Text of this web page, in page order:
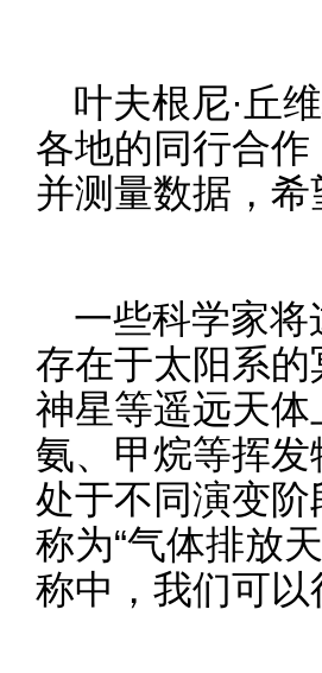
叶夫根尼·丘
各地的同行合
并测量数据，
一些科学家
存在于太阳系
神星等遥远天
氨、甲烷等挥
处于不同演变
称为“气体排放
称中，我们可